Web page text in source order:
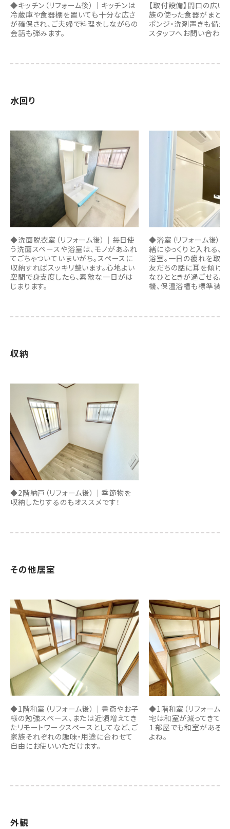
◆キッチン（リフォーム後）｜キッチンは
冷蔵庫や食器棚を置いても十分な広さ
が確保され、ご夫婦で料理をしながらの
会話も弾みます。
【取付設備】間口の広い
族の使った食器がまとめ
ポンジ・洗剤置きも備え
スタッフへお問い合わせ
水回り
◆洗面脱衣室（リフォーム後）｜毎日使
う洗面スペースや浴室は、モノがあふれ
てごちゃついていまいがち。スペースに
収納すればスッキリ整います。心地よい
空間で身支度したら、素敵な一日がは
じまります。
◆浴室（リフォーム後）
緒にゆっくりと入れる、
浴室。一日の疲れを取り
友だちの話に耳を傾け
なひとときが過ごせる。
機、保温浴槽も標準装備
収納
◆2階納戸（リフォーム後）｜季節物を
収納したりするのもオススメです！
その他居室
◆1階和室（リフォーム後）｜書斎やお子
様の勉強スペース、または近頃増えてき
たリモートワークスペースとしてなど、ご
家族それぞれの趣味・用途に合わせて
自由にお使いいただけます。
◆1階和室（リフォーム
宅は和室が減ってきてい
１部屋でも和室がある
よね。
外観